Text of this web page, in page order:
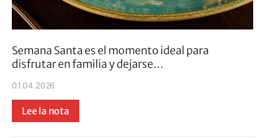
Semana Santa es el momento ideal para
disfrutar en familia y dejarse…
01.04.2026
Lee la nota